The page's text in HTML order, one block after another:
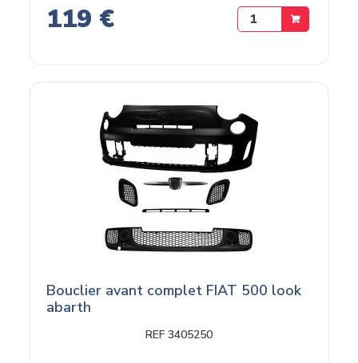
119 €
Bouclier avant complet FIAT 500 look
abarth
REF 3405250